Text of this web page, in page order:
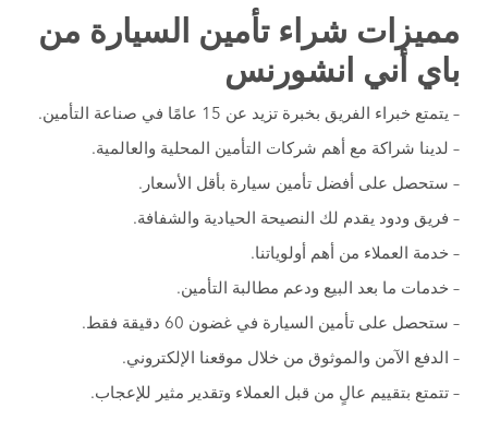
مميزات شراء تأمين السيارة من
باي أني انشورنس
– يتمتع خبراء الفريق بخبرة تزيد عن 15 عامًا في صناعة التأمين.
– لدينا شراكة مع أهم شركات التأمين المحلية والعالمية.
– ستحصل على أفضل تأمين سيارة بأقل الأسعار.
– فريق ودود يقدم لك النصيحة الحيادية والشفافة.
– خدمة العملاء من أهم أولوياتنا.
– خدمات ما بعد البيع ودعم مطالبة التأمين.
– ستحصل على تأمين السيارة في غضون 60 دقيقة فقط.
– الدفع الآمن والموثوق من خلال موقعنا الإلكتروني.
– تتمتع بتقييم عالٍ من قبل العملاء وتقدير مثير للإعجاب.